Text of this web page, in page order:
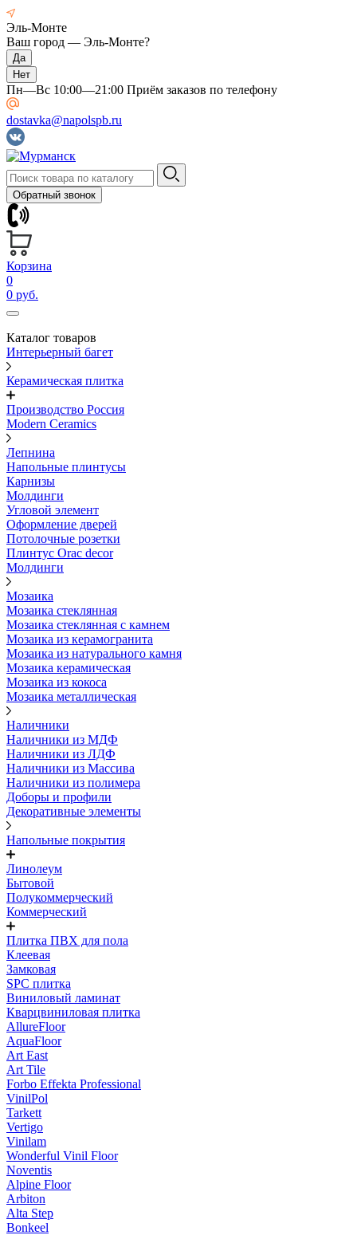
Эль-Монте
Ваш город — Эль-Монте?
Пн—Вс 10:00—21:00 Приём заказов по телефону
dostavka@napolspb.ru
Обратный звонок
Корзина
0
0 руб.
Каталог товаров
Интерьерный багет
Керамическая плитка
Производство Россия
Modern Ceramics
Лепнина
Напольные плинтусы
Карнизы
Молдинги
Угловой элемент
Оформление дверей
Потолочные розетки
Плинтус Orac decor
Молдинги
Мозаика
Мозаика стеклянная
Мозаика стеклянная с камнем
Мозаика из керамогранита
Мозаика из натурального камня
Мозаика керамическая
Мозаика из кокоса
Мозаика металлическая
Наличники
Наличники из МДФ
Наличники из ЛДФ
Наличники из Массива
Наличники из полимера
Доборы и профили
Декоративные элементы
Напольные покрытия
Линолеум
Бытовой
Полукоммерческий
Коммерческий
Плитка ПВХ для пола
Клеевая
Замковая
SPC плитка
Виниловый ламинат
Кварцвиниловая плитка
AllureFloor
AquaFloor
Art East
Art Tile
Forbo Effekta Professional
VinilPol
Tarkett
Vertigo
Vinilam
Wonderful Vinil Floor
Noventis
Alpine Floor
Arbiton
Alta Step
Bonkeel